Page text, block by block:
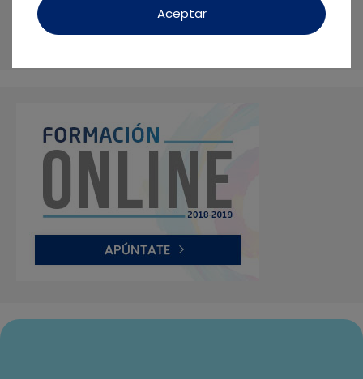
ser biológico y personalizado: No tratamos
dientes, sino seres humanos
Aceptar